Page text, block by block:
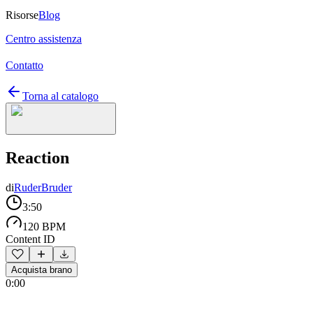
RisorseBlog
Centro assistenza
Contatto
Torna al catalogo
Reaction
diRuderBruder
3:50
120 BPM
Content ID
Acquista brano
0:00